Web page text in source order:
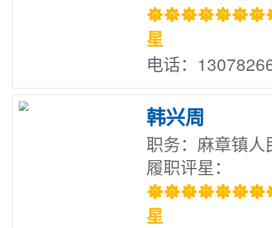
星
电话：
韩兴周
职务：麻章镇人
履职评星：
星